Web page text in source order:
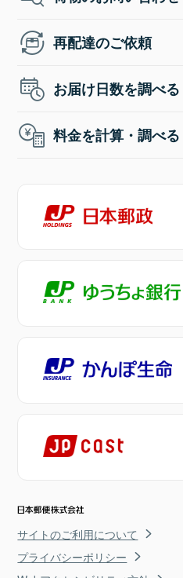
再配達のご依頼
お届け日数を調べる
料金を計算・調べる
サイトのご利用について
プライバシーポリシー